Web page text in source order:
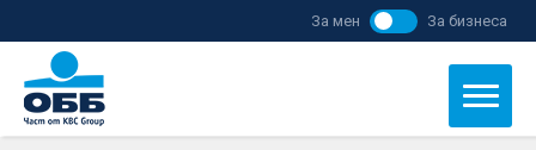
За мен За бизнеса